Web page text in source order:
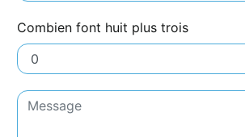
Combien font huit plus trois